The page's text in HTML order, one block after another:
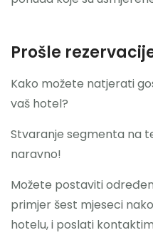
Prošle
Kako možete natjerati
vaš hotel?
Stvaranje segmenta na
naravno!
Možete postaviti
primjer šest mjeseci
hotelu, i poslati